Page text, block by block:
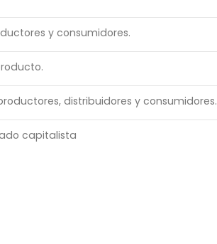
y consumidores.
distribuidores y consumidores.
capitalista